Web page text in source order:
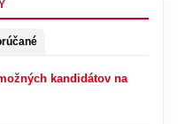
kandidátov na